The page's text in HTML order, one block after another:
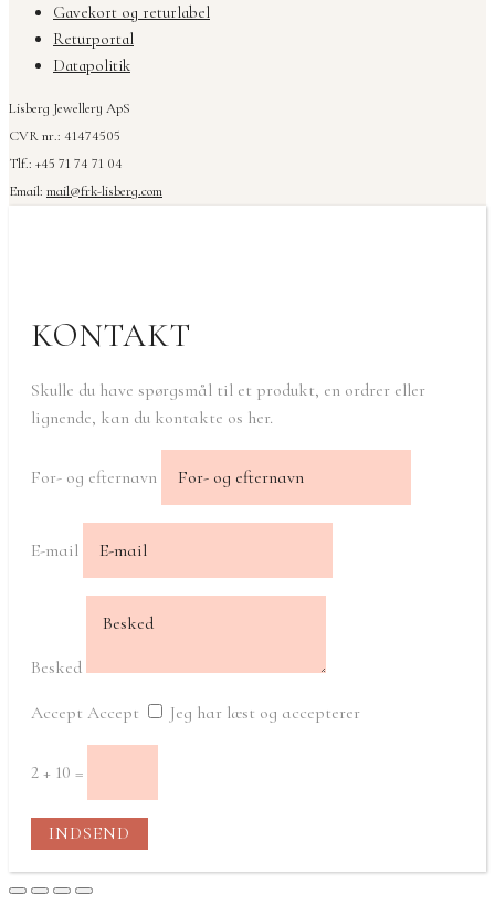
Gavekort og returlabel
Returportal
Datapolitik
Lisberg Jewellery ApS
CVR nr.: 41474505
Tlf.: +45 71 74 71 04
Email: mail@frk-lisberg.com
KONTAKT
Skulle du have spørgsmål til et produkt, en ordrer eller
lignende, kan du kontakte os her.
For- og efternavn
E-mail
Besked
Accept Accept Jeg har læst og accepterer
2 + 10 =
INDSEND